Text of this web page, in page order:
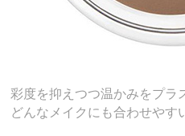
彩度を抑えつつ温かみをプラ
どんなメイクにも合わせやす